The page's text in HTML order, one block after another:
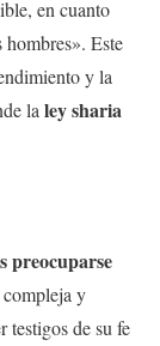
en cuanto
hombres». Este
y la
la ley sharia
preocuparse
y
testigos de su fe